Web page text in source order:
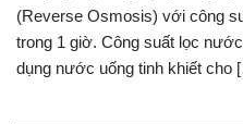
(Reverse Osmosis) với công
trong 1 giờ. Công suất lọc
dụng nước uống tinh khiết cho